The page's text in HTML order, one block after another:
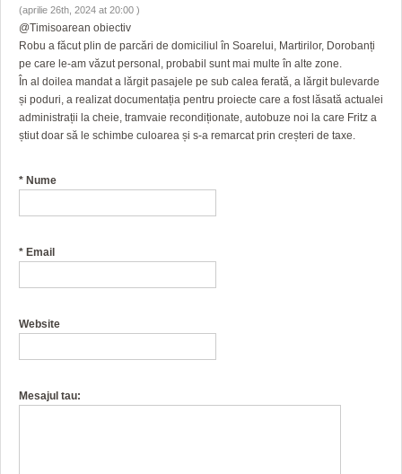
(aprilie 26th, 2024 at 20:00 )
@Timisoarean obiectiv
Robu a făcut plin de parcări de domiciliul în Soarelui, Martirilor, Dorobanți
pe care le-am văzut personal, probabil sunt mai multe în alte zone.
În al doilea mandat a lărgit pasajele pe sub calea ferată, a lărgit bulevarde
și poduri, a realizat documentația pentru proiecte care a fost lăsată actualei
administrații la cheie, tramvaie recondiționate, autobuze noi la care Fritz a
știut doar să le schimbe culoarea și s-a remarcat prin creșteri de taxe.
* Nume
* Email
Website
Mesajul tau: